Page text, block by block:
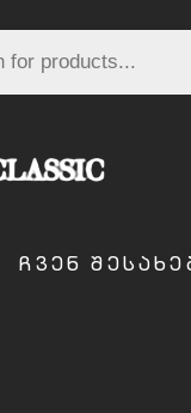
ᲩᲕᲔᲜ